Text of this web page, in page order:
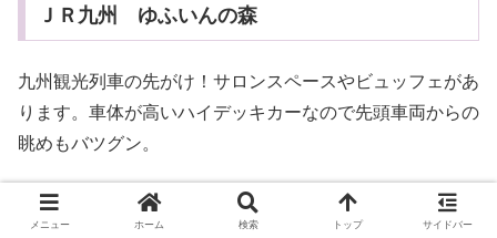
ＪＲ九州 ゆふいんの森
九州観光列車の先がけ！サロンスペースやビュッフェがあ
ります。車体が高いハイデッキカーなので先頭車両からの
眺めもバツグン。
由布院＆別府の温泉めぐりに行く時に乗るのもステキです
ね！
メニュー ホーム 検索 トップ サイドバー